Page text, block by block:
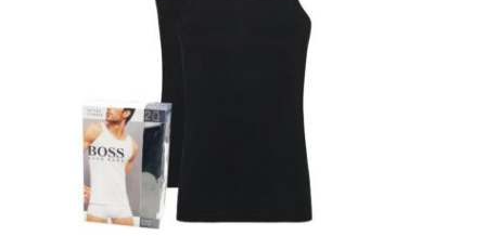
flere
varianter.
Mulighederne
kan
vælges
varesiden